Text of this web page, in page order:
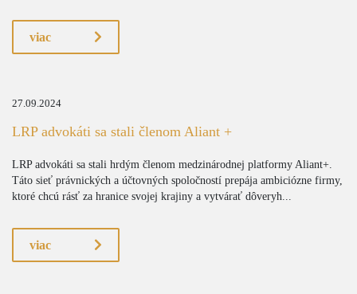
viac
27.09.2024
LRP advokáti sa stali členom Aliant +
LRP advokáti sa stali hrdým členom medzinárodnej platformy Aliant+.
Táto sieť právnických a účtovných spoločností prepája ambiciózne firmy,
ktoré chcú rásť za hranice svojej krajiny a vytvárať dôveryh...
viac